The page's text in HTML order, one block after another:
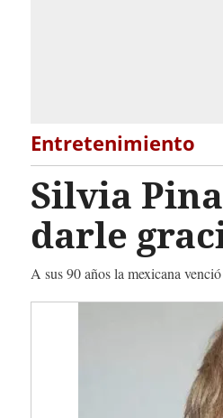
Entretenimiento
Silvia
darle
A sus 90 años la mexicana